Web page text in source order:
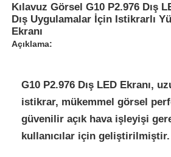
Kılavuz Görsel G10 P2.976 Dış
Dış Uygulamalar İçin Istikrarlı
Ekranı
Açıklama:
G10 P2.976 Dış LED Ekranı,
istikrar, mükemmel görsel
güvenilir açık hava işleyişi
kullanıcılar için geliştirilmiştir.